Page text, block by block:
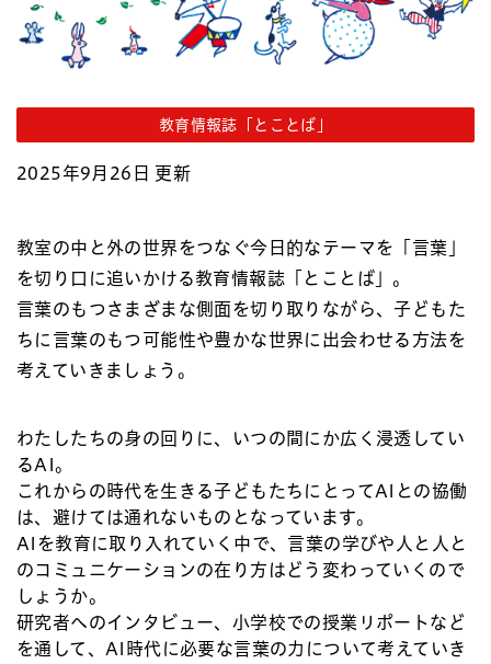
教育情報誌「とことば」
2025年9月26日 更新
教室の中と外の世界をつなぐ今日的なテーマを「言葉」
を切り口に追いかける教育情報誌「とことば」。
言葉のもつさまざまな側面を切り取りながら、子どもた
ちに言葉のもつ可能性や豊かな世界に出会わせる方法を
考えていきましょう。
わたしたちの身の回りに、いつの間にか広く浸透してい
るAI。
これからの時代を生きる子どもたちにとってAIとの協働
は、避けては通れないものとなっています。
AIを教育に取り入れていく中で、言葉の学びや人と人と
のコミュニケーションの在り方はどう変わっていくので
しょうか。
研究者へのインタビュー、小学校での授業リポートなど
を通して、AI時代に必要な言葉の力について考えていき